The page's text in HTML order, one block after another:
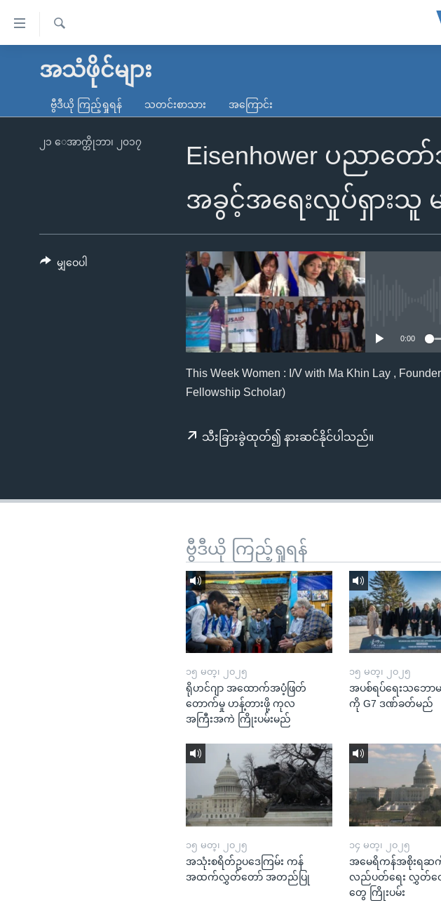
လွယ်ကူ
သည့်
မူလစာမျက်နှာ
ကမ္ဘာ့သတင်းများ
နိုင်ငံတကာ
မကြေးမုံရဲ့ အင်္ဂလိပ်စာ
ရေဒီယို
ရေဒီယိုနှင့်ရုပ်သံ အချက်အလက်များ
ရ
အသံဖိုင်များ
ဗွီဒီယို ကြည့်ရှုရန် သတင်းစာသား အကြောင်း
Eisenhower ပညာတ
အခွင့်အရေးလှုပ်ရှားသူ
၂၁ ေအာက္တိုဘာ၊ ၂၀၁၇
0:00
This Week Women : I/V with Ma Khin Lay ,
Fellowship Scholar)
သီးခြားခွဲထုတ်၍ နားဆင်နိုင်ပါသည်။
မျှဝေပါ
ဗွီဒီယို ကြည့်ရှုရန်
၁၅ မတ္၊ ၂၀၂၅
ရိုဟင်ဂျာ အထောက်အပံ့ဖြတ်
တောက်မှု ဟန့်တားဖို့ ကုလ
အကြီးအကဲ ကြိုးပမ်းမည်
၁၅ မတ္၊ ၂၀၂၅
အပစ်ရပ်ရေးသဘော
ကို G7 ဒဏ်ခတ်မည်
၁၅ မတ္၊ ၂၀၂၅
အသုံးစရိတ်ဥပဒေကြမ်း ကန်
အထက်လွှတ်တော် အတည်ပြု
၁၄ မတ္၊ ၂၀၂၅
အမေရိကန်အစိုးရ
လည်ပတ်ရေး လွှတ်တ
တွေ ကြိုးပမ်း